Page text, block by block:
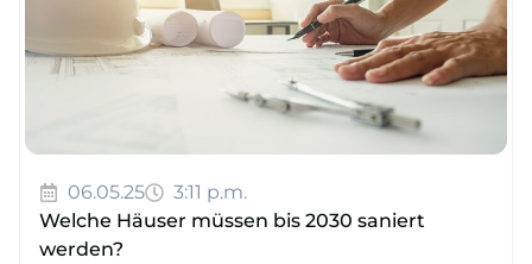
06.05.25
3:11 p.m.
Welche Häuser müssen bis 2030 saniert
werden?